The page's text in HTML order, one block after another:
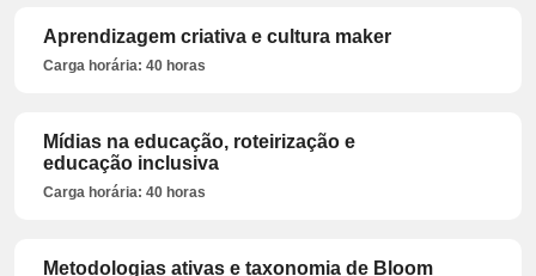
Aprendizagem criativa e cultura maker
Carga horária: 40 horas
Mídias na educação, roteirização e
educação inclusiva
Carga horária: 40 horas
Metodologias ativas e taxonomia de Bloom